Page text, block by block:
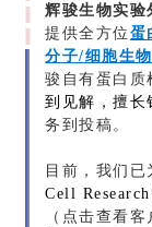
辉骏生物实验
提供全方位 蛋
分子/细胞生
骏自有蛋白质
到见解，擅长
务到投稿。
目前，我们
Cell Research
（点击查看